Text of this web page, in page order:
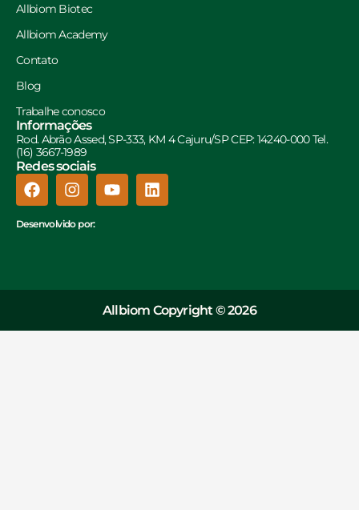
Allbiom Biotec
Allbiom Academy
Contato
Blog
Trabalhe conosco
Informações
Rod. Abrão Assed, SP-333, KM 4 Cajuru/SP CEP: 14240-000 Tel.
(16) 3667-1989
Redes sociais
Desenvolvido por:
Allbiom Copyright © 2026